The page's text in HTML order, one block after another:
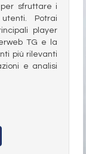
sfruttare i
Potrai
player
TG e la
più rilevanti
e analisi